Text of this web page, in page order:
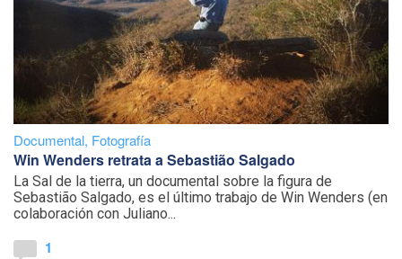
Documental, Fotografía
Win Wenders retrata a Sebastião Salgado
La Sal de la tierra, un documental sobre la figura de
Sebastião Salgado, es el último trabajo de Win Wenders (en
colaboración con Juliano...
1